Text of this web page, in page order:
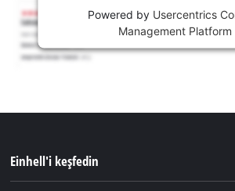
Powered by Usercentrics
Management Platform
Einhell'i keşfedin